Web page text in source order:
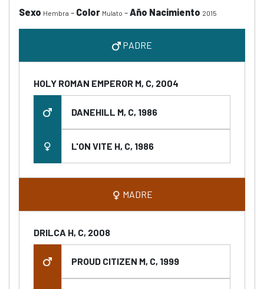
Sexo Hembra - Color Mulato -Año Nacimiento 2015
PADRE
HOLY ROMAN EMPEROR M, C, 2004
DANEHILL M, C, 1986
L'ON VITE H, C, 1986
MADRE
DRILCA H, C, 2008
PROUD CITIZEN M, C, 1999